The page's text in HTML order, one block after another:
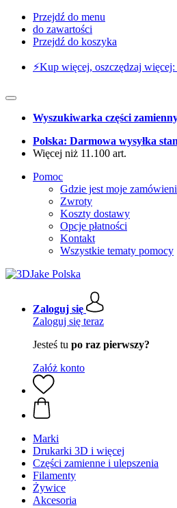
Przejdź do menu
do zawartości
Przejdź do koszyka
⚡️Kup więcej, oszczędzaj
Wyszukiwarka części
Polska: Darmowa wysyłka
Więcej niż 11.100 art.
Pomoc
Gdzie jest moje
Zwroty
Koszty dostawy
Opcje płatności
Kontakt
Wszystkie tematy pomocy
Zaloguj się
Zaloguj się teraz
Jesteś tu po raz pierwszy?
Załóż konto
Marki
Drukarki 3D i więcej
Części zamienne i ulepszenia
Filamenty
Żywice
Akcesoria